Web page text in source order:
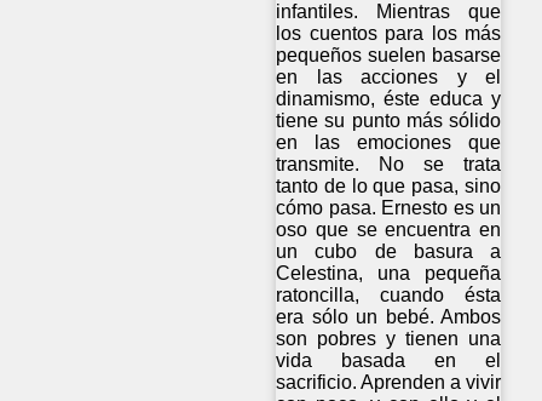
infantiles. Mientras que
los cuentos para los más
pequeños suelen basarse
en las acciones y el
dinamismo, éste educa y
tiene su punto más sólido
en las emociones que
transmite. No se trata
tanto de lo que pasa, sino
cómo pasa. Ernesto es un
oso que se encuentra en
un cubo de basura a
Celestina, una pequeña
ratoncilla, cuando ésta
era sólo un bebé. Ambos
son pobres y tienen una
vida basada en el
sacrificio. Aprenden a vivir